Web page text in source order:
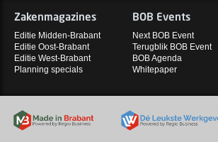
Zakenmagazines
Editie Midden-Brabant
Editie Oost-Brabant
Editie West-Brabant
Planning specials
BOB Events
Next BOB Event
Terugblik BOB Event
BOB Agenda
Whitepaper